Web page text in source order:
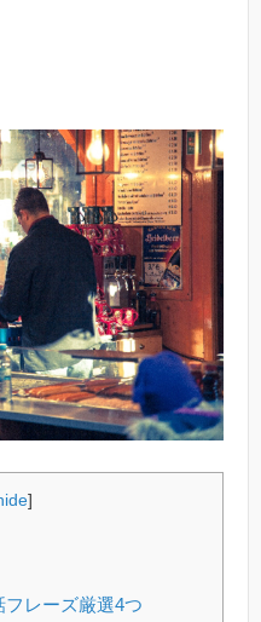
]
レーズ厳選4つ